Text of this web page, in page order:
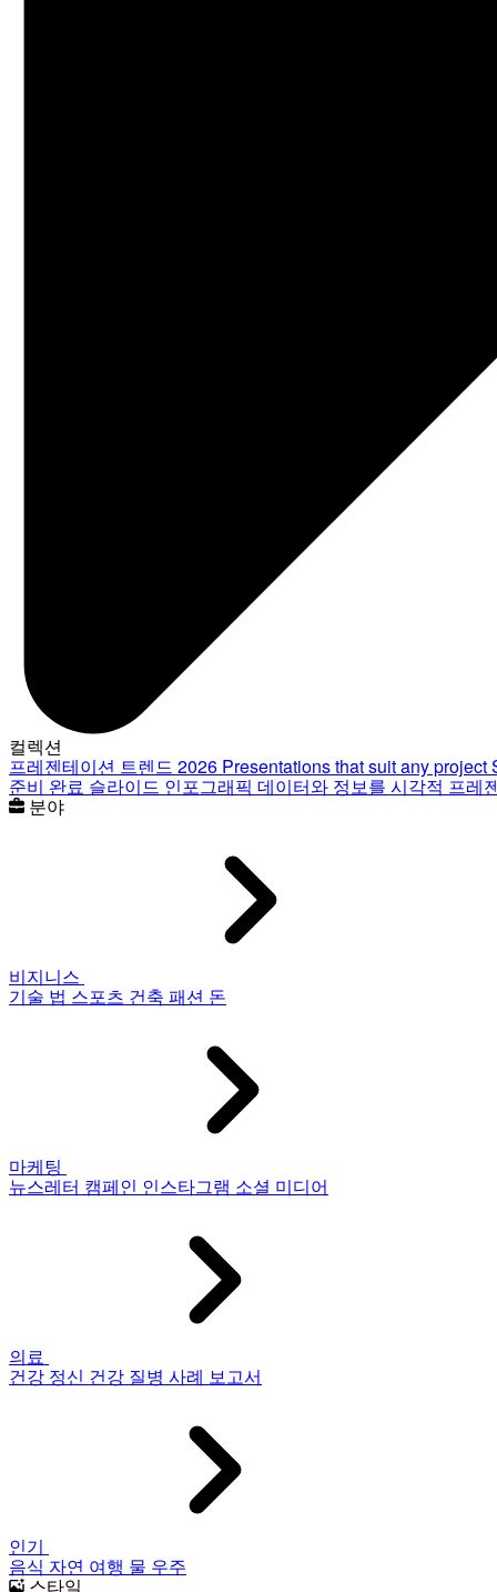
컬렉션
프레젠테이션 트렌드 2026 Presentations that suit any project
준비 완료 슬라이드 인포그래픽 데이터와 정보를 시각적 프레
분야
비지니스
기술 법 스포츠 건축 패션 돈
마케팅
뉴스레터 캠페인 인스타그램 소셜 미디어
의료
건강 정신 건강 질병 사례 보고서
인기
음식 자연 여행 물 우주
스타일